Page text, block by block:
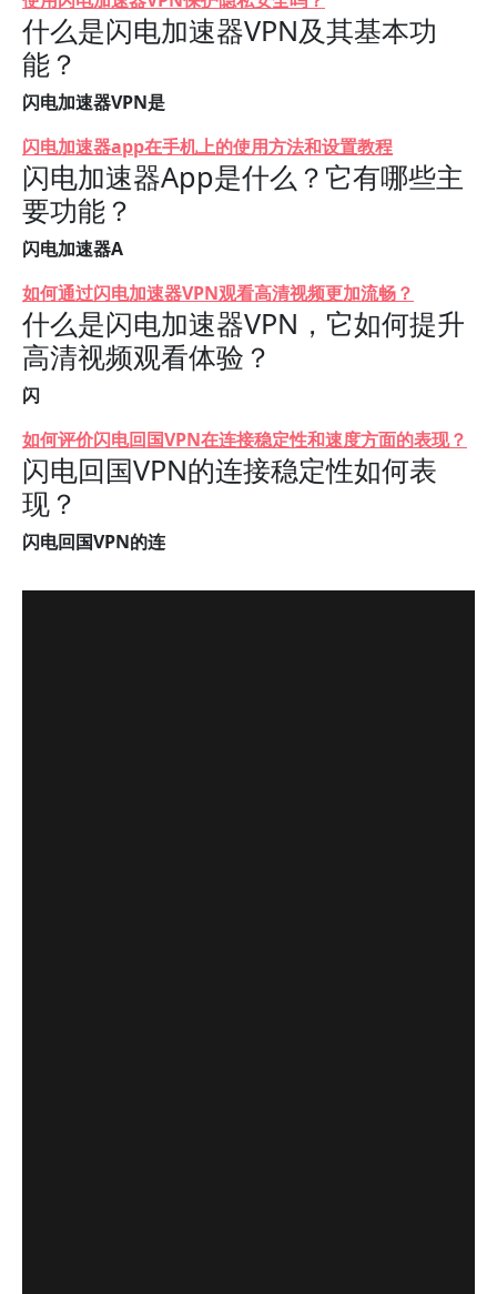
什么是闪电加速器VPN及其基本功
能？
闪电加速器VPN是
闪电加速器app在手机上的使用方法和设置教程
闪电加速器App是什么？它有哪些主
要功能？
闪电加速器A
如何通过闪电加速器VPN观看高清视频更加流畅？
什么是闪电加速器VPN，它如何提升
高清视频观看体验？
闪
如何评价闪电回国VPN在连接稳定性和速度方面的表现？
闪电回国VPN的连接稳定性如何表
现？
闪电回国VPN的连